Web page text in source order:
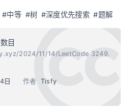
#中等 #树 #深度优先搜索 #题解
目
2024/11/14/LeetCode 3249.
作者 Tisfy
日